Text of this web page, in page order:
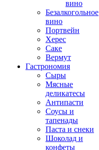
вино
Безалкогольное
вино
Портвейн
Херес
Саке
Вермут
Гастрономия
Сыры
Мясные
деликатесы
Антипасти
Соусы и
тапенады
Паста и снеки
Шоколад и
конфеты